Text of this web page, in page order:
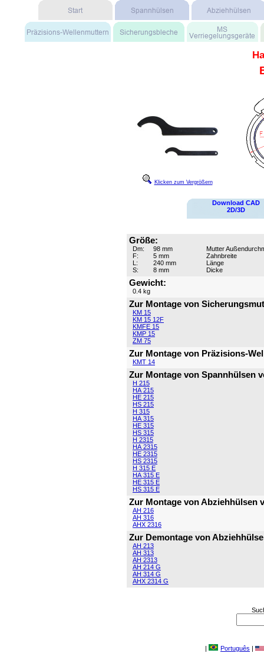
Klicken zum Vergrößern
Download CAD
2D/3D
Größe:
Dm: 98 mm
Mutter
F:
5 mm
Zahnbreite
L:
240 mm
Länge
S:
8 mm Dicke
Gewicht:
0.4 kg
Zur Montage von
KM 15
KM 15 12F
KMFE 15
KMP 15
ZM 75
Zur Montage von Präzisions-
KMT 14
Zur Montage von Spannhülsen
H 215
HA 215
HE 215
HS 215
H 315
HA 315
HE 315
HS 315
H 2315
HA 2315
HE 2315
HS 2315
H 315 E
HA 315 E
HE 315 E
HS 315 E
Zur Montage von Abziehhülsen
AH 216
AH 316
AHX 2316
Zur Demontage von
AH 213
AH 313
AH 2313
AH 214 G
AH 314 G
AHX 2314 G
| Português |